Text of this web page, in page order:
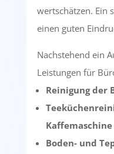
wertschätzen. Ein
einen guten
Nachstehend ein
Leistungen für
Reinigung der
Boden- und